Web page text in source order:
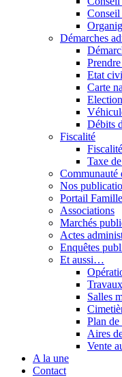
Conseil
Démarches
Etat
Carte
Débits
Fiscalité
Fiscalité
Taxe
Communauté
Nos
Portail Famille
Associations
Marchés
Actes
Enquêtes
Et aussi…
Salles
Plan
Aires
Vente
A la une
Contact